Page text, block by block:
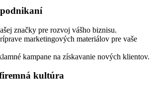
značky pre rozvoj vášho biznisu.
marketingových materiálov pre vaše
kampane na získavanie nových klientov.
kultúra